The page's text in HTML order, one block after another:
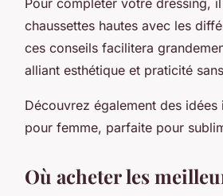
chaussettes hautes avec les
ces conseils facilitera
alliant esthétique et praticité
Découvrez également des
pour femme, parfaite pour
Où acheter les